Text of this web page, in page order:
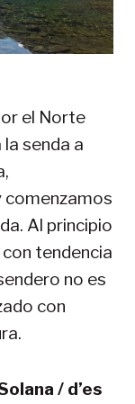
el Norte
senda a
comenzamos
Al principio
tendencia
no es
con
/ d’es